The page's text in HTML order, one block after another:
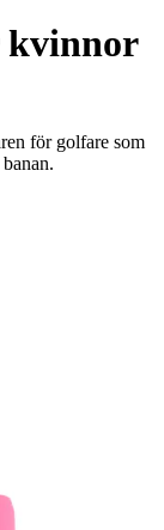
för golfare som